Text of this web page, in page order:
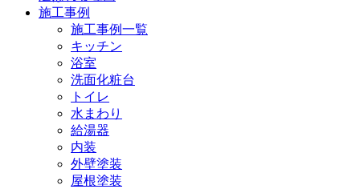
施工事例
施工事例一覧
キッチン
浴室
洗面化粧台
トイレ
水まわり
給湯器
内装
外壁塗装
屋根塗装